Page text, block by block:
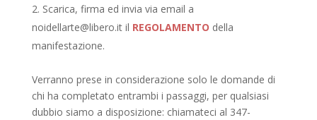
Scarica, firma ed invia via email a
noidellarte@libero.it il REGOLAMENTO della
manifestazione.
Verranno prese in considerazione solo le domande di
chi ha completato entrambi i passaggi, per qualsiasi
dubbio siamo a disposizione: chiamateci al 347-